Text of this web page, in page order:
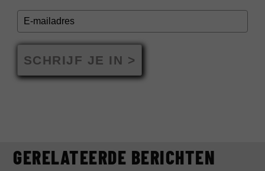
SCHRIJF JE IN >
GERELATEERDE BERICHTEN